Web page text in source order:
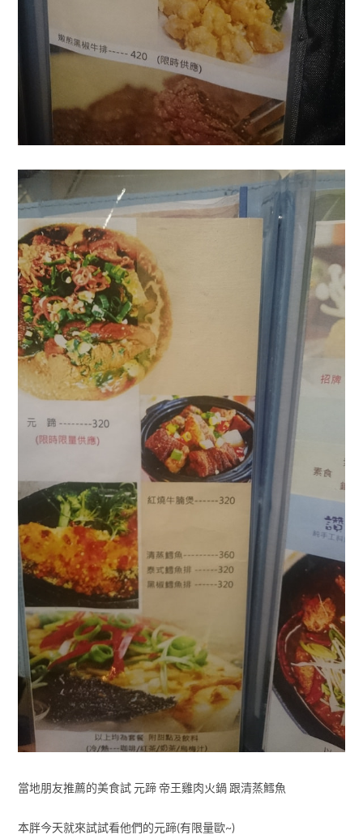
當地朋友推薦的美食試 元蹄 帝王雞肉火鍋 跟清蒸鱈魚
本胖今天就來試試看他們的元蹄(有限量歐~)